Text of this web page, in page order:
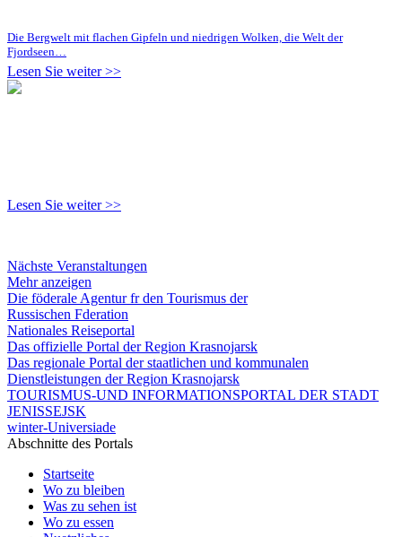
Die Bergwelt mit flachen Gipfeln und niedrigen Wolken, die Welt der
Fjordseen…
Lesen Sie weiter >>
Lesen Sie weiter >>
Nächste Veranstaltungen
Mehr anzeigen
Die föderale Agentur fr den Tourismus der
Russischen Fderation
Nationales Reiseportal
Das offizielle Portal der Region Krasnojarsk
Das regionale Portal der staatlichen und kommunalen
Dienstleistungen der Region Krasnojarsk
TOURISMUS-UND INFORMATIONSPORTAL DER STADT
JENISSEJSK
winter-Universiade
Abschnitte des Portals
Startseite
Wo zu bleiben
Was zu sehen ist
Wo zu essen